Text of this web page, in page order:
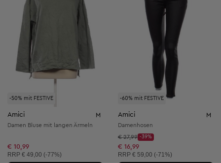
-50% mit FESTIVE
Amici M
Damen Bluse mit langen Ärmeln
€ 10,99
Unverbindliche Preisempfehlung:
RRP € 49,00 (-77%)
-60% mit FESTIVE
Amici M
Damenhosen
Startpreis:
€ 27,99
Discount Price:
-39%
Reduzierter Preis:
€ 16,99
Unverbindliche Preisempfehlung:
RRP € 59,00 (-71%)